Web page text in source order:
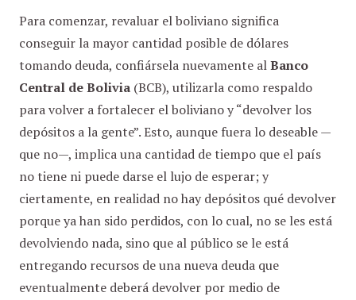
Para comenzar, revaluar el boliviano significa
conseguir la mayor cantidad posible de dólares
tomando deuda, confiársela nuevamente alBanco
Central de Bolivia (BCB), utilizarla como respaldo
para volver a fortalecer el boliviano y “devolver los
depósitos a la gente”. Esto, aunque fuera lo deseable —
que no—, implica una cantidad de tiempo que el país
no tiene ni puede darse el lujo de esperar; y
ciertamente, en realidad no hay depósitos qué devolver
porque ya han sido perdidos, con lo cual, no se les está
devolviendo nada, sino que al público se le está
entregando recursos de una nueva deuda que
eventualmente deberá devolver por medio de